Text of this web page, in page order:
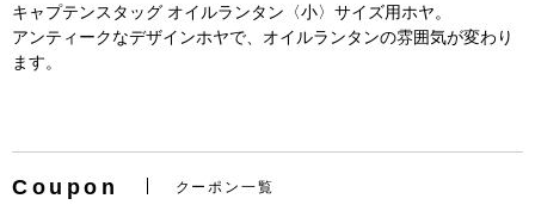
キャプテンスタッグ オイルランタン〈小〉サイズ用ホヤ。
アンティークなデザインホヤで、オイルランタンの雰囲気が変わり
ます。
Coupon クーポン一覧